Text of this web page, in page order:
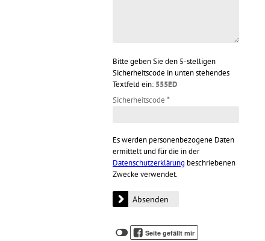
Bitte geben Sie den 5-stelligen
Sicherheitscode in unten stehendes
Textfeld ein: 555ED
Sicherheitscode *
Es werden personenbezogene Daten
ermittelt und für die in der
Datenschutzerklärung beschriebenen
Zwecke verwendet.
Klicken
Sie
Klicken
Seite gefällt mir